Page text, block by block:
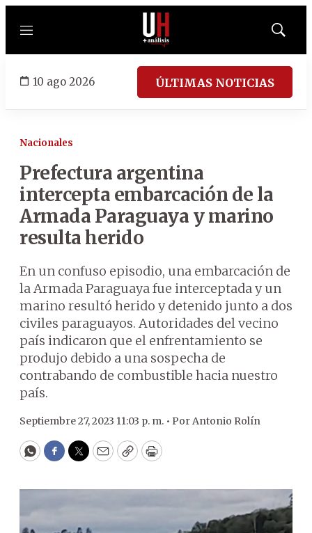
Menú
Mostrar
10 ago 2026 ÚLTIMAS NOTICIAS
Nacionales
Prefectura argentina
intercepta embarcación de la
Armada Paraguaya y marino
resulta herido
En un confuso episodio, una embarcación de
la Armada Paraguaya fue interceptada y un
marino resultó herido y detenido junto a dos
civiles paraguayos. Autoridades del vecino
país indicaron que el enfrentamiento se
produjo debido a una sospecha de
contrabando de combustible hacia nuestro
país.
Septiembre 27, 2023 11:03 p. m. • PorAntonio Rolín
WhatsApp
Facebook
Twitter
EmailCopyPrint